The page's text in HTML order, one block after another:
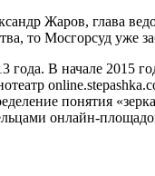
Жаров, глава
то Мосгорсуд
года. В начале
понятия
онлайн-